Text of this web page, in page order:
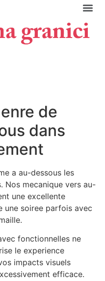
de
dans
a au-dessous les
Nos mecanique vers au-
une excellente
soiree parfois avec
fonctionnelles ne
le experience
impacts visuels
efficace.